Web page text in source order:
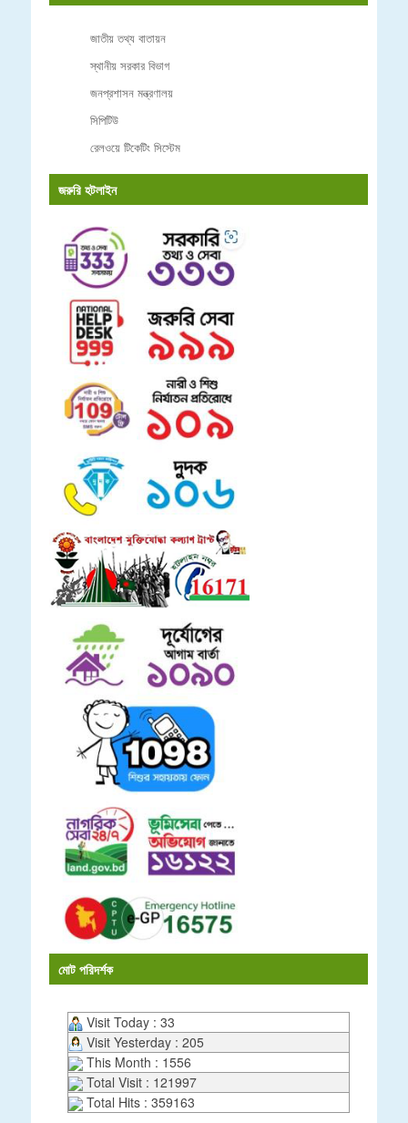
জাতীয় তথ্য বাতায়ন
স্থানীয় সরকার বিভাগ
জনপ্রশাসন মন্ত্রণালয়
সিপিটিউ
রেলওয়ে টিকেটিং সিস্টেম
জরুরি হটলাইন
মোট পরিদর্শক
Visit Today : 33
Visit Yesterday : 205
This Month : 1556
Total Visit : 121997
Total Hits : 359163